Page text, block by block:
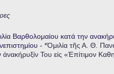
Βαρθολομαίου κατά την
- *Ὁμιλία τῆς Α. Θ.
ἀνακήρυξίν Του εἰς «Ἐπίτιμον